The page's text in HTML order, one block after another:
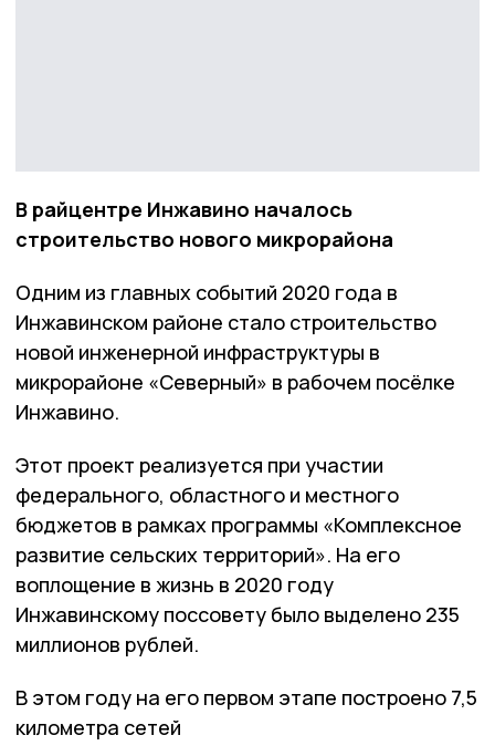
В райцентре Инжавино началось
строительство нового микрорайона
Одним из главных событий 2020 года в
Инжавинском районе стало строительство
новой инженерной инфраструктуры в
микрорайоне «Северный» в рабочем посёлке
Инжавино.
Этот проект реализуется при участии
федерального, областного и местного
бюджетов в рамках программы «Комплексное
развитие сельских территорий». На его
воплощение в жизнь в 2020 году
Инжавинскому поссовету было выделено 235
миллионов рублей.
В этом году на его первом этапе построено 7,5
километра сетей